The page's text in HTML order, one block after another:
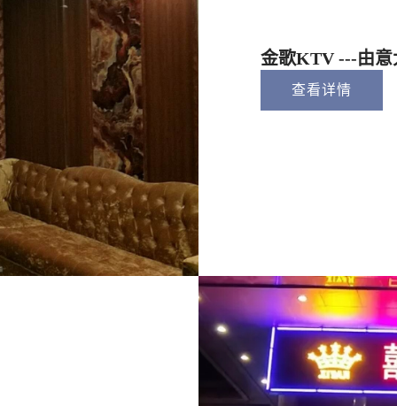
金歌KTV ---由意
查看详情